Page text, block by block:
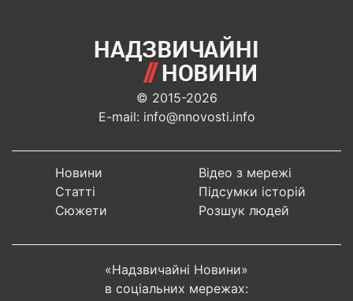
© 2015-2026
E-mail: info@nnovosti.info
Новини
Статті
Сюжети
Відео з мережі
Підсумки історій
Розшук людей
«Надзвичайні Новини»
в соціальних мережах: